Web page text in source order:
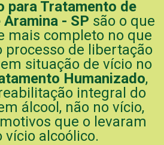
para Tratamento de
- SP são o que
mais completo no que
processo de libertação
situação de vício no
Humanizado,
integral do
álcool, não no vício,
que o levaram
vício alcoólico.